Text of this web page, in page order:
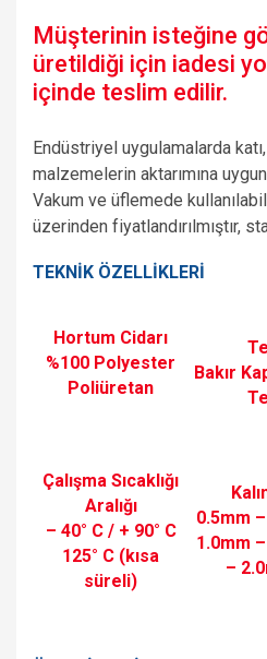
Müşterinin isteğine
üretildiği için iadesi
içinde teslim edilir.
Endüstriyel uygulamalarda
malzemelerin aktarımına
Vakum ve üflemede
üzerinden fiyatlandırılmıştır,
TEKNİK ÖZELLİKLERİ
Hortum Cidarı
%100 Polyester
Poliüretan
Bakır
Çalışma Sıcaklığı
Aralığı
– 40° C / + 90° C
125° C (kısa
süreli)
0.5mm
1.0mm
–